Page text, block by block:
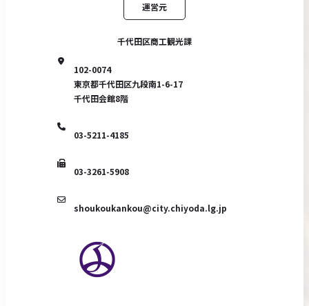
運営元
千代田区商工観光課
102-0074
東京都千代田区九段南1-6-17
千代田会館8階
03-5211-4185
03-3261-5908
shoukoukankou@city.chiyoda.lg.jp